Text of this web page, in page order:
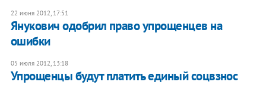
22 июня 2012, 17:51
Янукович одобрил право упрощенцев на
ошибки
05 июля 2012, 13:18
Упрощенцы будут платить единый соцвзнос